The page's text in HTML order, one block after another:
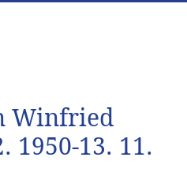
Winfried
1950-13. 11.